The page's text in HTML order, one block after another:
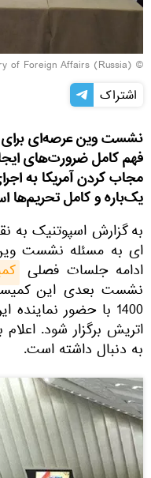
© Photo / Ministry of Foreign Affairs (Russia)
اشتراک
فهم کامل ضرورت‌های
مجاب کردن آمریکا به
یک‌باره و کامل تحریم‌ها
به گزارش اسپوتنیک به
ای به مسئله نشست
ادامه جلسات فصلی
اتریش برگزار شود.
به دنبال داشته است.